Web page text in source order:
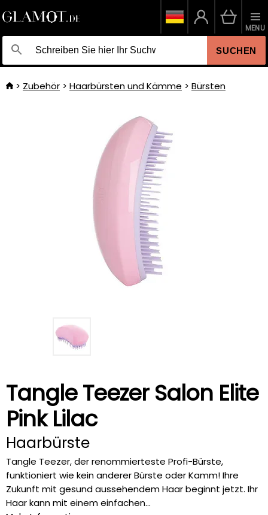
SUCHEN
MENU
Zubehör Haarbürsten und Kämme Bürsten
Tangle Teezer Salon Elite
Pink Lilac
Haarbürste
Tangle Teezer, der renommierteste Profi-Bürste,
funktioniert wie kein anderer Bürste oder Kamm! Ihre
Zukunft mit gesund aussehendem Haar beginnt jetzt. Ihr
Haar kann mit einem einfachen...